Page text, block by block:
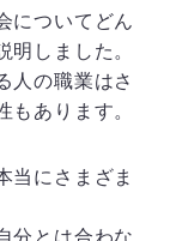
についてどん
明しました。
人の職業はさ
もあります。
当にさまざま
分とは合わな